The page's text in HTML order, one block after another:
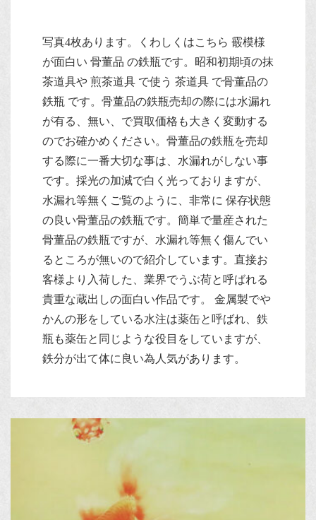
写真4枚あります。くわしくはこちら 霰模様
が面白い 骨董品 の鉄瓶です。昭和初期頃の抹
茶道具や 煎茶道具 で使う 茶道具 で骨董品の
鉄瓶 です。骨董品の鉄瓶売却の際には水漏れ
が有る、無い、で買取価格も大きく変動する
のでお確かめください。骨董品の鉄瓶を売却
する際に一番大切な事は、水漏れがしない事
です。採光の加減で白く光っておりますが、
水漏れ等無くご覧のように、非常に 保存状態
の良い骨董品の鉄瓶です。簡単で量産された
骨董品の鉄瓶ですが、水漏れ等無く傷んでい
るところが無いので紹介しています。直接お
客様より入荷した、業界でうぶ荷と呼ばれる
貴重な蔵出しの面白い作品です。 金属製でや
かんの形をしている水注は薬缶と呼ばれ、鉄
瓶も薬缶と同じような役目をしていますが、
鉄分が出て体に良い為人気があります。